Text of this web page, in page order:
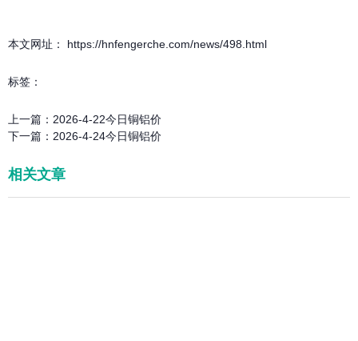
本文网址： https://hnfengerche.com/news/498.html
标签：
上一篇： 2026-4-22今日铜铝价
下一篇： 2026-4-24今日铜铝价
相关文章